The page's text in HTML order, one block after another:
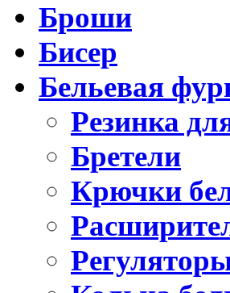
Броши
Бисер
Бельевая
Резинка
Бретели
Крючки